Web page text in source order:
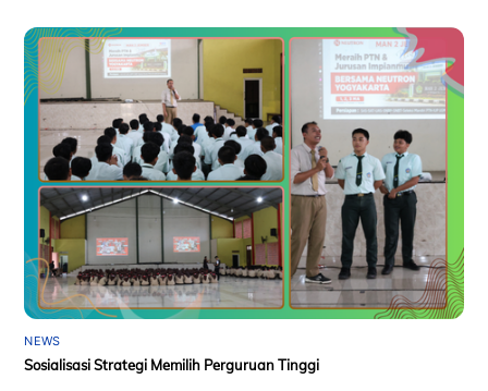
NEWS
Sosialisasi Strategi Memilih Perguruan Tinggi